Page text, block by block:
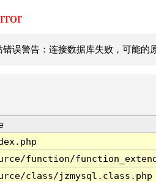
错误警告：连接数据库失败，可能的
function/
class/jzmysql.class.php